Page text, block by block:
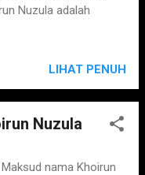
Nuzula adalah
LIHAT PENUH
Nuzula
nama Khoirun